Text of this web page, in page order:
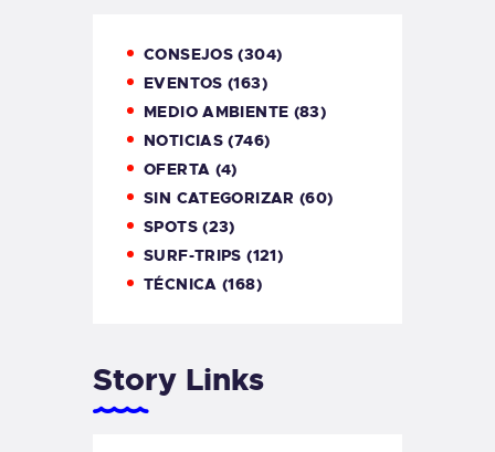
CONSEJOS (304)
EVENTOS (163)
MEDIO AMBIENTE (83)
NOTICIAS (746)
OFERTA (4)
SIN CATEGORIZAR (60)
SPOTS(23)
SURF-TRIPS (121)
TÉCNICA (168)
Story Links